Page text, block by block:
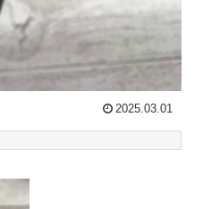
2025.03.01